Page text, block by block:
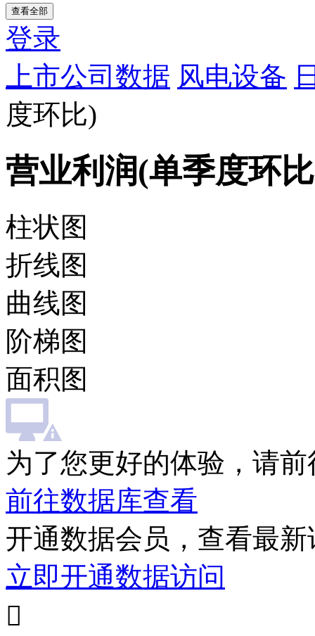
查看全部
登录
上市公司数据 风电设备
度环比)
营业利润(单季度环
柱状图
折线图
曲线图
阶梯图
面积图
为了您更好的体验，请
前往数据库查看
开通数据会员，查看最
立即开通数据访问
